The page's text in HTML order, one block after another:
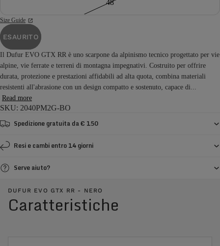
48
Size Guide
ESAURITO
Il Dufur EVO GTX RR è uno scarpone da alpinismo tecnico progettato per vie
alpine, vie ferrate e terreni di montagna impegnativi. Costruito per offrire
durata, protezione e prestazioni affidabili ad alta quota, combina materiali
resistenti all'abrasione con un design compatto e sostenuto, capace di...
Read more
SKU: 2040PM2G-BO
Spedizione gratuita da € 150
Resi e cambi entro 14 giorni
Serve aiuto?
DUFUR EVO GTX RR - NERO
Caratteristiche